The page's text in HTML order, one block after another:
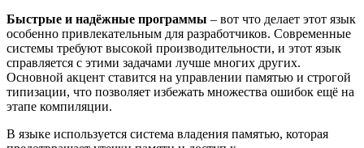
Быстрые и надёжные программы – вот что делает этот язык
особенно привлекательным для разработчиков. Современные
системы требуют высокой производительности, и этот язык
справляется с этими задачами лучше многих других.
Основной акцент ставится на управлении памятью и строгой
типизации, что позволяет избежать множества ошибок ещё на
этапе компиляции.
В языке используется система владения памятью, которая